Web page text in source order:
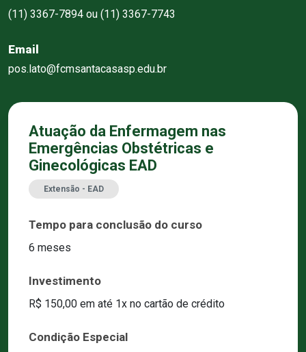
(11) 3367-7894 ou (11) 3367-7743
Email
pos.lato@fcmsantacasasp.edu.br
Atuação da Enfermagem nas
Emergências Obstétricas e
Ginecológicas EAD
Extensão - EAD
Tempo para conclusão do curso
6 meses
Investimento
R$ 150,00 em até 1x no cartão de crédito
Condição Especial